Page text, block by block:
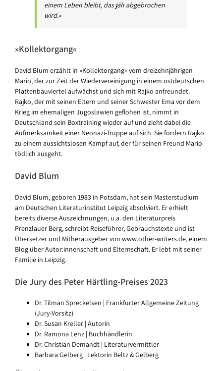
einem Leben bleibt, das jäh abgebrochen
wird.«
»Kollektorgang«
David Blum erzählt in »Kollektorgang« vom dreizehnjährigen
Mario, der zur Zeit der Wiedervereinigung in einem ostdeutschen
Plattenbauviertel aufwächst und sich mit Rajko anfreundet.
Rajko, der mit seinen Eltern und seiner Schwester Ema vor dem
Krieg im ehemaligen Jugoslawien geflohen ist, nimmt in
Deutschland sein Boxtraining wieder auf und zieht dabei die
Aufmerksamkeit einer Neonazi-Truppe auf sich. Sie fordern Rajko
zu einem aussichtslosen Kampf auf, der für seinen Freund Mario
tödlich ausgeht.
David Blum
David Blum, geboren 1983 in Potsdam, hat sein Masterstudium
am Deutschen Literaturinstitut Leipzig absolviert. Er erhielt
bereits diverse Auszeichnungen, u.a. den Literaturpreis
Prenzlauer Berg, schreibt Reiseführer, Gebrauchstexte und ist
Übersetzer und Mitherausgeber von www.other-writers.de, einem
Blog über Autor:innenschaft und Elternschaft. Er lebt mit seiner
Familie in Leipzig.
Die Jury des Peter Härtling-Preises 2023
Dr. Tilman Spreckelsen | Frankfurter Allgemeine Zeitung
(Jury-Vorsitz)
Dr. Susan Kreller | Autorin
Dr. Ramona Lenz | Buchhändlerin
Dr. Christian Demandt | Literaturvermittler
Barbara Gelberg | Lektorin Beltz & Gelberg